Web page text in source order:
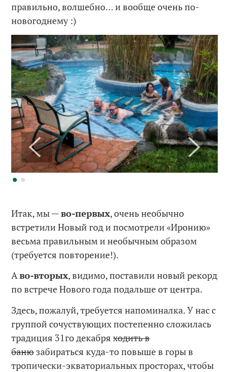
правильно, волшебно… и вообще очень по-
новогоднему :)
Итак, мы —во-первых, очень необычно
встретили Новый год и посмотрели «Иронию»
весьма правильным и необычным образом
(требуется повторение!).
Аво-вторых, видимо, поставили новый рекорд
по встрече Нового года подальше от центра.
Здесь, пожалуй, требуется напоминалка. У нас с
группой сочуствующих постепенно сложилась
традиция 31го декабряходить в
банюзабираться куда-то повыше в горы в
тропически-экваториальных просторах, чтобы